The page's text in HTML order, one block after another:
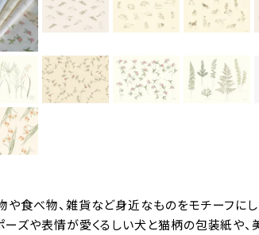
や食べ物、雑貨など身近なものをモチーフに
ーズや表情が愛くるしい犬と猫柄の包装紙や